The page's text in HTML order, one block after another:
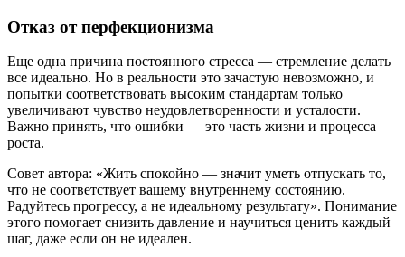
Отказ от перфекционизма
Еще одна причина постоянного стресса — стремление делать
все идеально. Но в реальности это зачастую невозможно, и
попытки соответствовать высоким стандартам только
увеличивают чувство неудовлетворенности и усталости.
Важно принять, что ошибки — это часть жизни и процесса
роста.
Совет автора: «Жить спокойно — значит уметь отпускать то,
что не соответствует вашему внутреннему состоянию.
Радуйтесь прогрессу, а не идеальному результату». Понимание
этого помогает снизить давление и научиться ценить каждый
шаг, даже если он не идеален.